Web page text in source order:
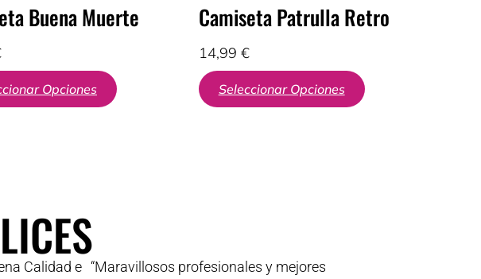
Buena Muerte
Opciones
Camiseta Patrulla Retro
14,99 €
Seleccionar Opciones
Calidad e “Maravillosos profesionales y mejores